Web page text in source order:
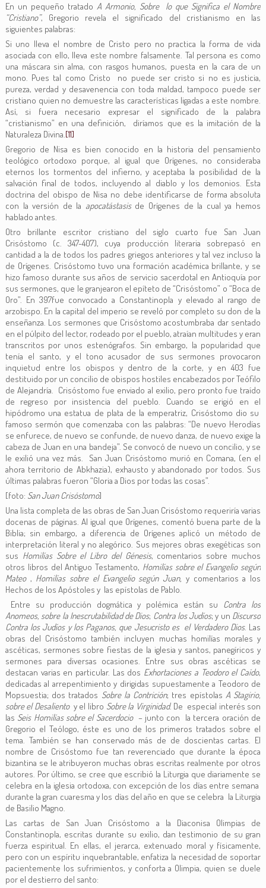
En un pequeño tratado A Armonio, Sobre lo que Significa el Nombre
“Cristiano”, Gregorio revela el significado del cristianismo en las
siguientes palabras:
Si uno lleva el nombre de Cristo pero no practica la forma de vida
asociada con ello, lleva este nombre falsamente. Tal persona es como
una máscara sin alma, con rasgos humanos, puesta en la cara de un
mono. Pues tal como Cristo no puede ser cristo si no es justicia,
pureza, verdad y desavenencia con toda maldad, tampoco puede ser
cristiano quien no demuestre las características ligadas a este nombre.
Así, si fuera necesario expresar el significado de la palabra
“cristianismo” en una definición, diríamos que es la imitación de la
Naturaleza Divina.[11]
Gregorio de Nisa es bien conocido en la historia del pensamiento
teológico ortodoxo porque, al igual que Orígenes, no consideraba
eternos los tormentos del infierno, y aceptaba la posibilidad de la
salvación final de todos, incluyendo al diablo y los demonios. Esta
doctrina del obispo de Nisa no debe identificarse de forma absoluta
con la versión de la apocatástasisde Orígenes de la cual ya hemos
hablado antes.
Otro brillante escritor cristiano del siglo cuarto fue San Juan
Crisóstomo (c. 347-407), cuya producción literaria sobrepasó en
cantidad a la de todos los padres griegos anteriores y tal vez incluso la
de Orígenes. Crisóstomo tuvo una formación académica brillante, y se
hizo famoso durante sus años de servicio sacerdotal en Antioquía por
sus sermones, que le granjearon el epíteto de “Crisóstomo” o “Boca de
Oro”. En 397fue convocado a Constantinopla y elevado al rango de
arzobispo. En la capital del imperio se reveló por completo su don de la
enseñanza. Los sermones que Crisóstomo acostumbraba dar sentado
en el púlpito del lector, rodeado por el pueblo, atraían multitudes y eran
transcritos por unos estenógrafos. Sin embargo, la popularidad que
tenía el santo, y el tono acusador de sus sermones provocaron
inquietud entre los obispos y dentro de la corte, y en 403 fue
destituido por un concilio de obispos hostiles encabezados por Teófilo
de Alejandría. Crisóstomo fue enviado al exilio, pero pronto fue traído
de regreso por insistencia del pueblo. Cuando se erigió en el
hipódromo una estatua de plata de la emperatriz, Crisóstomo dio su
famoso sermón que comenzaba con las palabras: “De nuevo Herodías
se enfurece, de nuevo se confunde, de nuevo danza, de nuevo exige la
cabeza de Juan en una bandeja”. Se convocó de nuevo un concilio, y se
le exilió una vez más. San Juan Crisóstomo murió en Comana, (en el
ahora territorio de Abkhazia), exhausto y abandonado por todos. Sus
últimas palabras fueron “Gloria a Dios por todas las cosas”.
[foto: San Juan Crisóstomo]
Una lista completa de las obras de San Juan Crisóstomo requeriría varias
docenas de páginas. Al igual que Orígenes, comentó buena parte de la
Biblia; sin embargo, a diferencia de Orígenes aplicó un método de
interpretación literal y no alegórico. Sus mejores obras exegéticas son
sus Homilías Sobre el Libro del Génesis, comentarios sobre muchos
otros libros del Antiguo Testamento, Homilías sobre el Evangelio según
Mateo , Homilías sobre el Evangelio según Juan, y comentarios a los
Hechos de los Apóstoles y las epístolas de Pablo.
Entre su producción dogmática y polémica están su Contra los
Anomeos, sobre la Inescrutabilidad de Dios; Contra los Judíos; y un Discurso
Contra los Judíos y los Paganos, que Jesucristo es el Verdadero Dios. Las
obras del Crisóstomo también incluyen muchas homilías morales y
ascéticas, sermones sobre fiestas de la iglesia y santos, panegíricos y
sermones para diversas ocasiones. Entre sus obras ascéticas se
destacan varias en particular. Las dos Exhortaciones a Teodoro el Caído,
dedicadas al arrepentimiento y dirigidas supuestamente a Teodoro de
Mopsuestia; dos tratados Sobre la Contrición; tres epístolas A Stagirio,
sobre el Desalientoy el libro Sobre la Virginidad. De especial interés son
las Seis Homilías sobre el Sacerdocio– junto con la tercera oración de
Gregorio el Teólogo, éste es uno de los primeros tratados sobre el
tema. También se han conservado más de de doscientas cartas. El
nombre de Crisóstomo fue tan reverenciado que durante la época
bizantina se le atribuyeron muchas obras escritas realmente por otros
autores. Por último, se cree que escribió la Liturgia que diariamente se
celebra en la iglesia ortodoxa, con excepción de los días entre semana
durante la gran cuaresma y los días del año en que se celebra la Liturgia
de Basilio Magno.
Las cartas de San Juan Crisóstomo a la Diaconisa Olimpias de
Constantinopla, escritas durante su exilio, dan testimonio de su gran
fuerza espiritual. En ellas, el jerarca, extenuado moral y físicamente,
pero con un espíritu inquebrantable, enfatiza la necesidad de soportar
pacientemente los sufrimientos, y conforta a Olimpia, quien se duele
por el destierro del santo: